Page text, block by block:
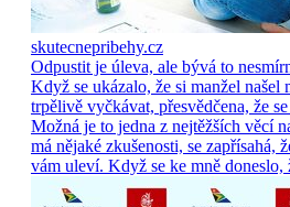
skutecnepribehy.cz
Odpustit je úleva, ale bývá to
Když se ukázalo, že si manžel našel
trpělivě vyčkávat, přesvědčena, že
Možná je to jedna z nejtěžších věcí
má nějaké zkušenosti, se zapřísahá,
vám uleví. Když se ke mně